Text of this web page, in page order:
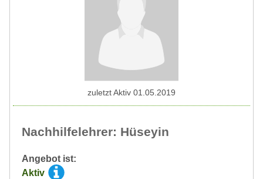
Nachhilfelehrer: Hüseyin
Angebot ist:
Aktiv
zuletzt Aktiv 01.05.2019